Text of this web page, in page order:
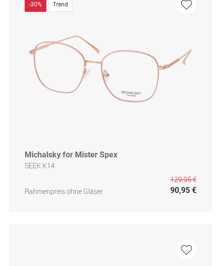
-30% Trend
Michalsky for Mister Spex
SEEK K14
Rahmenpreis ohne Gläser
129,95 €
90,95 €